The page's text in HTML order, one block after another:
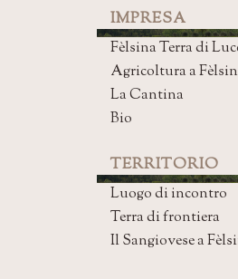
IMPRESA
Fèlsina Terra di
Agricoltura a
La Cantina
Bio
TERRITORIO
Luogo di incontro
Terra di frontiera
Il Sangiovese a